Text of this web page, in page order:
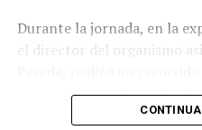
Durante la jornada, en la
el director del organismo
para supervisar las
de Plan Alimentario,